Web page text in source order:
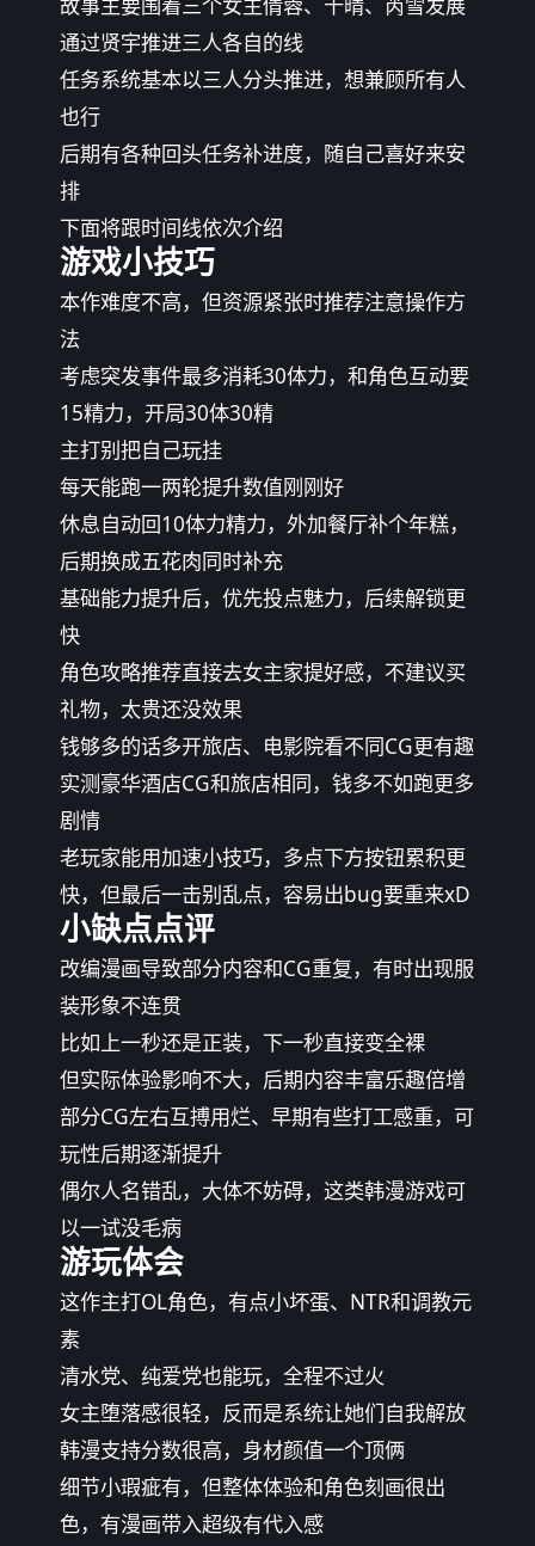
故事主要围着三个女主倩蓉、千晴、芮雪发展
通过贤宇推进三人各自的线
任务系统基本以三人分头推进，想兼顾所有人
也行
后期有各种回头任务补进度，随自己喜好来安
排
下面将跟时间线依次介绍
游戏小技巧
本作难度不高，但资源紧张时推荐注意操作方
法
考虑突发事件最多消耗30体力，和角色互动要
15精力，开局30体30精
主打别把自己玩挂
每天能跑一两轮提升数值刚刚好
休息自动回10体力精力，外加餐厅补个年糕，
后期换成五花肉同时补充
基础能力提升后，优先投点魅力，后续解锁更
快
角色攻略推荐直接去女主家提好感，不建议买
礼物，太贵还没效果
钱够多的话多开旅店、电影院看不同CG更有趣
实测豪华酒店CG和旅店相同，钱多不如跑更多
剧情
老玩家能用加速小技巧，多点下方按钮累积更
快，但最后一击别乱点，容易出bug要重来xD
小缺点点评
改编漫画导致部分内容和CG重复，有时出现服
装形象不连贯
比如上一秒还是正装，下一秒直接变全裸
但实际体验影响不大，后期内容丰富乐趣倍增
部分CG左右互搏用烂、早期有些打工感重，可
玩性后期逐渐提升
偶尔人名错乱，大体不妨碍，这类韩漫游戏可
以一试没毛病
游玩体会
这作主打OL角色，有点小坏蛋、NTR和调教元
素
清水党、纯爱党也能玩，全程不过火
女主堕落感很轻，反而是系统让她们自我解放
韩漫支持分数很高，身材颜值一个顶俩
细节小瑕疵有，但整体体验和角色刻画很出
色，有漫画带入超级有代入感